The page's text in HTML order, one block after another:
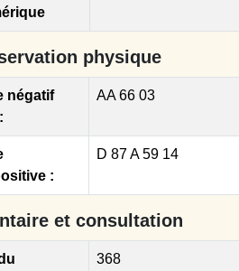
physique
négatif
AA 66 03
:
D 87 A 59 14
et consultation
368